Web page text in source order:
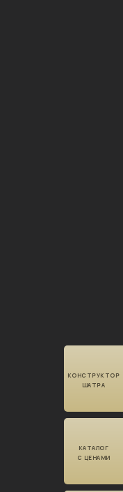
КОНСТРУКТОР
ШАТРА
КАТАЛОГ
С ЦЕНАМИ